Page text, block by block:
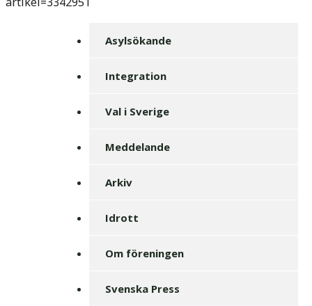
Asylsökande
Integration
Val i Sverige
Meddelande
Arkiv
Idrott
Om föreningen
Svenska Press